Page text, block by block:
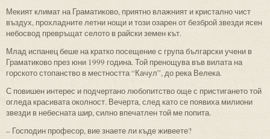
Мекият климат на Граматиково, приятно влажният и кристално чист
въздух, прохладните летни нощи и този озарен от безброй звезди ясен
небосвод превръщат селото в райски земен кът.
Млад испанец беше на кратко посещение с група български учени в
Граматиково през юни 1999 година. Той пренощува във вилата на
горското стопанство в местността “Качул”, до река Велека.
С повишен интерес и подчертано любопитство още с пристигането той
огледа красивата околност. Вечерта, след като се появиха милиони
звезди в небесната шир, силно впечатлен той ме попита.
– Господин професор, вие знаете ли къде живеете?